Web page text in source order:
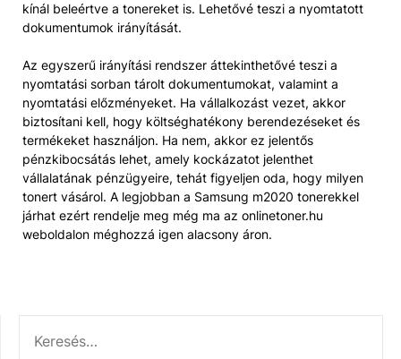
kínál beleértve a tonereket is. Lehetővé teszi a nyomtatott
dokumentumok irányítását.
Az egyszerű irányítási rendszer áttekinthetővé teszi a
nyomtatási sorban tárolt dokumentumokat, valamint a
nyomtatási előzményeket. Ha vállalkozást vezet, akkor
biztosítani kell, hogy költséghatékony berendezéseket és
termékeket használjon. Ha nem, akkor ez jelentős
pénzkibocsátás lehet, amely kockázatot jelenthet
vállalatának pénzügyeire, tehát figyeljen oda, hogy milyen
tonert vásárol. A legjobban a Samsung m2020 tonerekkel
járhat ezért rendelje meg még ma az onlinetoner.hu
weboldalon méghozzá igen alacsony áron.